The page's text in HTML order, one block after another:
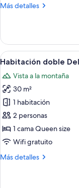
Más detalles
Más
doble
superior
Ver
todas
las
fotos
de
Habitación
doble
Deluxe
4
Habitación doble
Vista a la montaña
30 m²
1 habitación
2 personas
1 cama Queen size
Wifi gratuito
Más detalles
Más